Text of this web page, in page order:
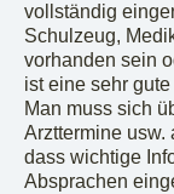
vollständig
Schulzeug,
vorhanden sein
ist eine sehr
Man muss sich
Arzttermine usw.
dass wichtige
Absprachen